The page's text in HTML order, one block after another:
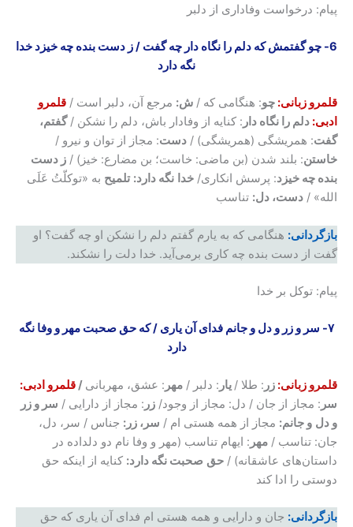
پیام: درخواست وفاداری از دلبر
6- چو گفتمش که دلم را نگاه دار چه گفت /ز دست بنده چه خیزد خدا
نگه دارد
قلمرو زبانی: چو: هنگامی که / ش: مرجع آن، دلبر است / قلمرو
ادبی: دلم را نگاه دار : کنایه از وفادار باش، دلم را نشکن /گفتم،
گفت: همریشگی (همریشگی) / دست: مجاز از توان و نیرو /
خاستن: بلند شدن (بن ماضی: خاست؛ بن مضارع:‌ خیز) / ز دست
بنده چه خیزد: پرسش انکاری/ خدا نگه دارد: تلمیح به «توکلّتُ عَلَی
الله» / دست، دل: تناسب
بازگردانی: هنگامی که به یارم گفتم دلم را نشکن او چه گفت؟ او
گفت از دست بنده چه کاری برمی‌آید. خدا دلت را نشکند.
پیام: توکل بر خدا
۷- سر و زر و دل و جانم فدای آن یاری /که حق صحبت مهر و وفا نگه
دارد
قلمرو زبانی: زر : طلا / یار : دلبر / مهر : عشق، مهربانی /قلمرو ادبی:
سر : مجاز از جان / دل: مجاز از وجود/ زر : مجاز از دارایی / سر و زر
و دل و جانم: مجاز از همه هستی ام / سر، زر: جناس / سر، دل،
جان: تناسب / مهر : ایهام تناسب (مهر و وفا نام دو دلداده در
داستان‌های عاشقانه) / حق صحبت نگه دارد: کنایه از اینکه حق
دوستی را ادا کند
بازگردانی: جان و دارایی و همه هستی ام فدای آن یاری که حق